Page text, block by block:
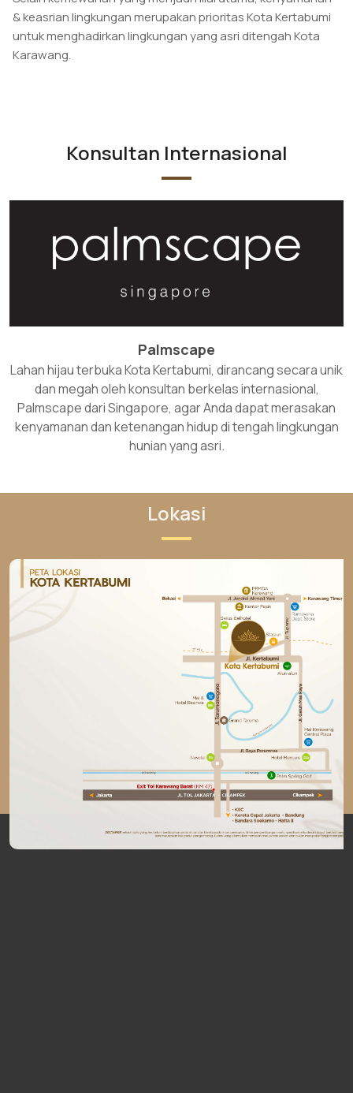
& keasrian lingkungan merupakan prioritas Kota Kertabumi
untuk menghadirkan lingkungan yang asri ditengah Kota
Karawang.
Konsultan Internasional
Palmscape
Lahan hijau terbuka Kota Kertabumi, dirancang secara unik
dan megah oleh konsultan berkelas internasional,
Palmscape dari Singapore, agar Anda dapat merasakan
kenyamanan dan ketenangan hidup di tengah lingkungan
hunian yang asri.
Lokasi